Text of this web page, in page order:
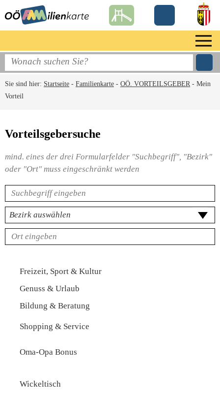
Sie sind hier: Startseite - Familienkarte - OÖ. VORTEILSGEBER- Mein
Vorteil
Vorteilsgebersuche
mind. eines der drei Formularfelder "Suchbegriff", "Bezirk"
oder "Ort" muss eingeschränkt werden
Rubriken
Freizeit, Sport & Kultur
Genuss & Urlaub
Bildung & Beratung
Shopping & Service
Oma-Opa Bonus
Ausstattung
Wickeltisch